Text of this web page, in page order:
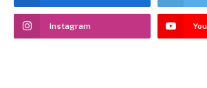
Instagram